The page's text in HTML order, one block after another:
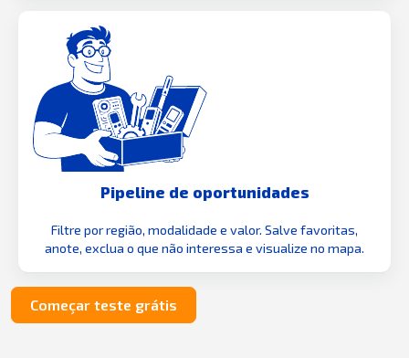
Pipeline de oportunidades
Filtre por região, modalidade e valor. Salve favoritas,
anote, exclua o que não interessa e visualize no mapa.
Começar teste grátis